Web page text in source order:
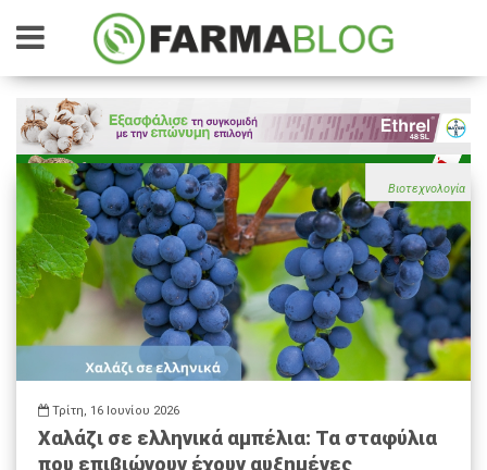
Βιοτεχνολογία
Τρίτη, 16 Ιουνίου 2026
Χαλάζι σε ελληνικά αμπέλια: Τα σταφύλια
που επιβιώνουν έχουν αυξημένες